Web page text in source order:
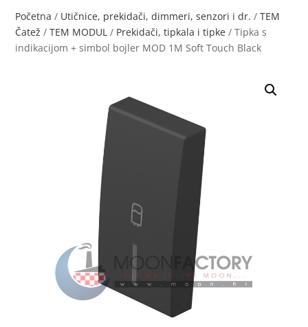
Početna / Utičnice, prekidači, dimmeri, senzori i dr. /TEM
Čatež /TEM MODUL / Prekidači, tipkala i tipke / Tipka s
indikacijom + simbol bojler MOD 1M Soft Touch Black